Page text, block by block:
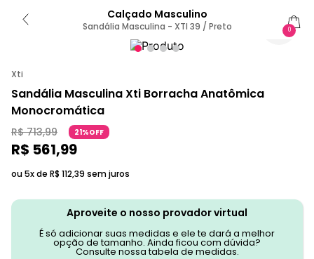
Calçado Masculino
Sandália Masculina - XTI 39 / Preto 0
Xti
Sandália Masculina Xti Borracha Anatômica
Monocromática
R$ 713,99 21%OFF
R$ 561,99
ou 5x de R$ 112,39 sem juros
Aproveite o nosso provador virtual
É só adicionar suas medidas e ele te dará a melhor
opção de tamanho. Ainda ficou com dúvida?
Consulte nossa tabela de medidas.